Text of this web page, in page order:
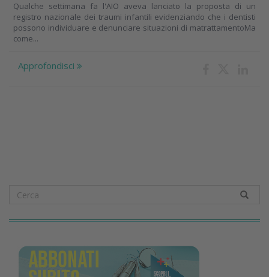
Qualche settimana fa l'AIO aveva lanciato la proposta di un
registro nazionale dei traumi infantili evidenziando che i dentisti
possono individuare e denunciare situazioni di matrattamentoMa
come...
Approfondisci